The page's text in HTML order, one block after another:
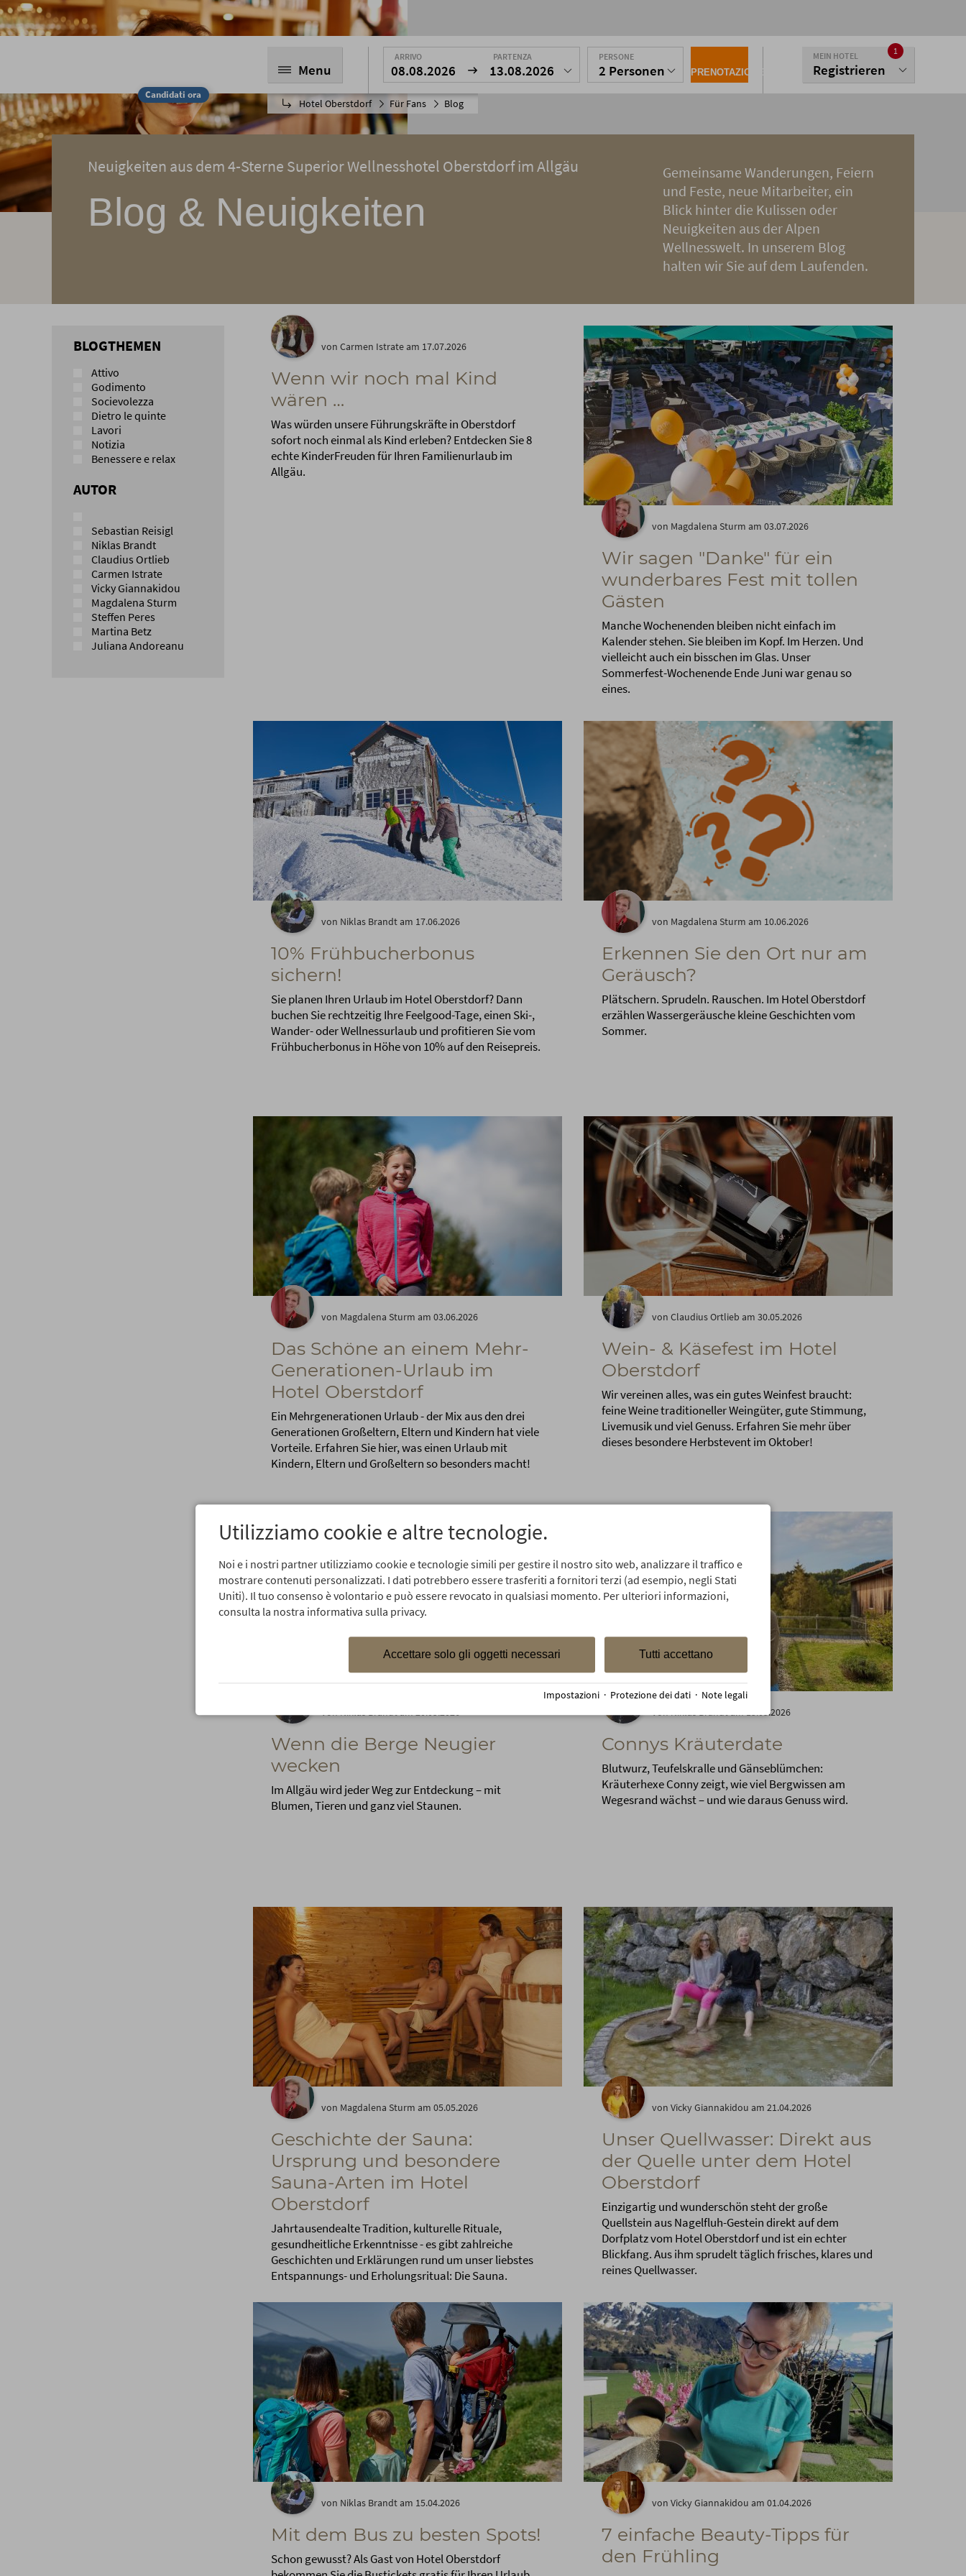
Candidati ora
Menu
Hotel Oberstdorf Für Fans Blog
ARRIVO
08.08.2026
PARTENZA
13.08.2026
PERSONE
2 Personen PRENOTAZIONE
MEIN HOTEL
Registrieren
1
Neuigkeiten aus dem 4-Sterne Superior Wellnesshotel Oberstdorf im Allgäu
Blog & Neuigkeiten
Gemeinsame Wanderungen, Feiern
und Feste, neue Mitarbeiter, ein
Blick hinter die Kulissen oder
Neuigkeiten aus der Alpen
Wellnesswelt. In unserem Blog
halten wir Sie auf dem Laufenden.
BLOGTHEMEN
Attivo
Godimento
Socievolezza
Dietro le quinte
Lavori
Notizia
Benessere e relax
AUTOR
Sebastian Reisigl
Niklas Brandt
Claudius Ortlieb
Carmen Istrate
Vicky Giannakidou
Magdalena Sturm
Steffen Peres
Martina Betz
Juliana Andoreanu
von Carmen Istrate am 17.07.2026
Wenn wir noch mal Kind
wären …
Was würden unsere Führungskräfte in Oberstdorf
sofort noch einmal als Kind erleben? Entdecken Sie 8
echte KinderFreuden für Ihren Familienurlaub im
Allgäu.
von Magdalena Sturm am 03.07.2026
Wir sagen "Danke" für ein
wunderbares Fest mit tollen
Gästen
Manche Wochenenden bleiben nicht einfach im
Kalender stehen. Sie bleiben im Kopf. Im Herzen. Und
vielleicht auch ein bisschen im Glas. Unser
Sommerfest-Wochenende Ende Juni war genau so
eines.
von Niklas Brandt am 17.06.2026
10% Frühbucherbonus
sichern!
Sie planen Ihren Urlaub im Hotel Oberstdorf? Dann
buchen Sie rechtzeitig Ihre Feelgood-Tage, einen Ski-,
Wander- oder Wellnessurlaub und profitieren Sie vom
Frühbucherbonus in Höhe von 10% auf den Reisepreis.
von Magdalena Sturm am 10.06.2026
Erkennen Sie den Ort nur am
Geräusch?
Plätschern. Sprudeln. Rauschen. Im Hotel Oberstdorf
erzählen Wassergeräusche kleine Geschichten vom
Sommer.
von Magdalena Sturm am 03.06.2026
Das Schöne an einem Mehr-
Generationen-Urlaub im
Hotel Oberstdorf
Ein Mehrgenerationen Urlaub - der Mix aus den drei
Generationen Großeltern, Eltern und Kindern hat viele
Vorteile. Erfahren Sie hier, was einen Urlaub mit
Kindern, Eltern und Großeltern so besonders macht!
von Claudius Ortlieb am 30.05.2026
Wein- & Käsefest im Hotel
Oberstdorf
Wir vereinen alles, was ein gutes Weinfest braucht:
feine Weine traditioneller Weingüter, gute Stimmung,
Livemusik und viel Genuss. Erfahren Sie mehr über
dieses besondere Herbstevent im Oktober!
von Niklas Brandt am 20.05.2026
Wenn die Berge Neugier
wecken
Im Allgäu wird jeder Weg zur Entdeckung – mit
Blumen, Tieren und ganz viel Staunen.
von Niklas Brandt am 13.05.2026
Connys Kräuterdate
Blutwurz, Teufelskralle und Gänseblümchen:
Kräuterhexe Conny zeigt, wie viel Bergwissen am
Wegesrand wächst – und wie daraus Genuss wird.
von Magdalena Sturm am 05.05.2026
Geschichte der Sauna:
Ursprung und besondere
Sauna-Arten im Hotel
Oberstdorf
Jahrtausendealte Tradition, kulturelle Rituale,
gesundheitliche Erkenntnisse - es gibt zahlreiche
Geschichten und Erklärungen rund um unser liebstes
Entspannungs- und Erholungsritual: Die Sauna.
von Vicky Giannakidou am 21.04.2026
Unser Quellwasser: Direkt aus
der Quelle unter dem Hotel
Oberstdorf
Einzigartig und wunderschön steht der große
Quellstein aus Nagelfluh-Gestein direkt auf dem
Dorfplatz vom Hotel Oberstdorf und ist ein echter
Blickfang. Aus ihm sprudelt täglich frisches, klares und
reines Quellwasser.
von Niklas Brandt am 15.04.2026
Mit dem Bus zu besten Spots!
Schon gewusst? Als Gast von Hotel Oberstdorf
von Vicky Giannakidou am 01.04.2026
7 einfache Beauty-Tipps für
den Frühling
Utilizziamo cookie e altre tecnologie.
Noi e i nostri partner utilizziamo cookie e tecnologie simili per gestire il nostro sito web, analizzare il traffico e
mostrare contenuti personalizzati. I dati potrebbero essere trasferiti a fornitori terzi (ad esempio, negli Stati
Uniti). Il tuo consenso è volontario e può essere revocato in qualsiasi momento. Per ulteriori informazioni,
consulta la nostra informativa sulla privacy.
Tutti accettano
Accettare solo gli oggetti necessari
Impostazioni · Protezione dei dati · Note legali